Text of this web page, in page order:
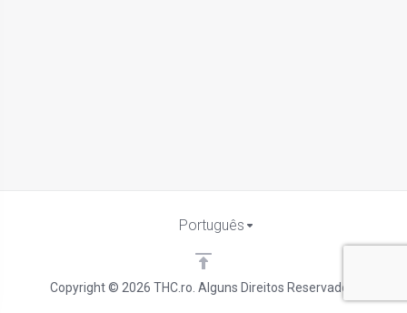
Copyright © 2026 THC.ro. Alguns Direitos Reservados.
Português